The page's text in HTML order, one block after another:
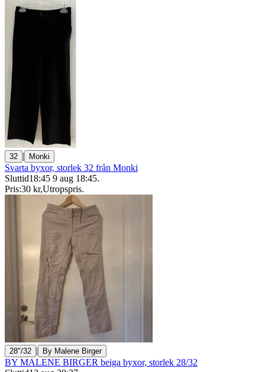
32 | Monki
Svarta byxor, storlek 32 från Monki
Sluttid18:45 9 aug 18:45.
Pris:30 kr,Utropspris.
28"/32 | By Malene Birger
BY MALENE BIRGER beiga byxor, storlek 28/32